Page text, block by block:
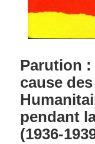
Parution :
cause
pendant
(1936-